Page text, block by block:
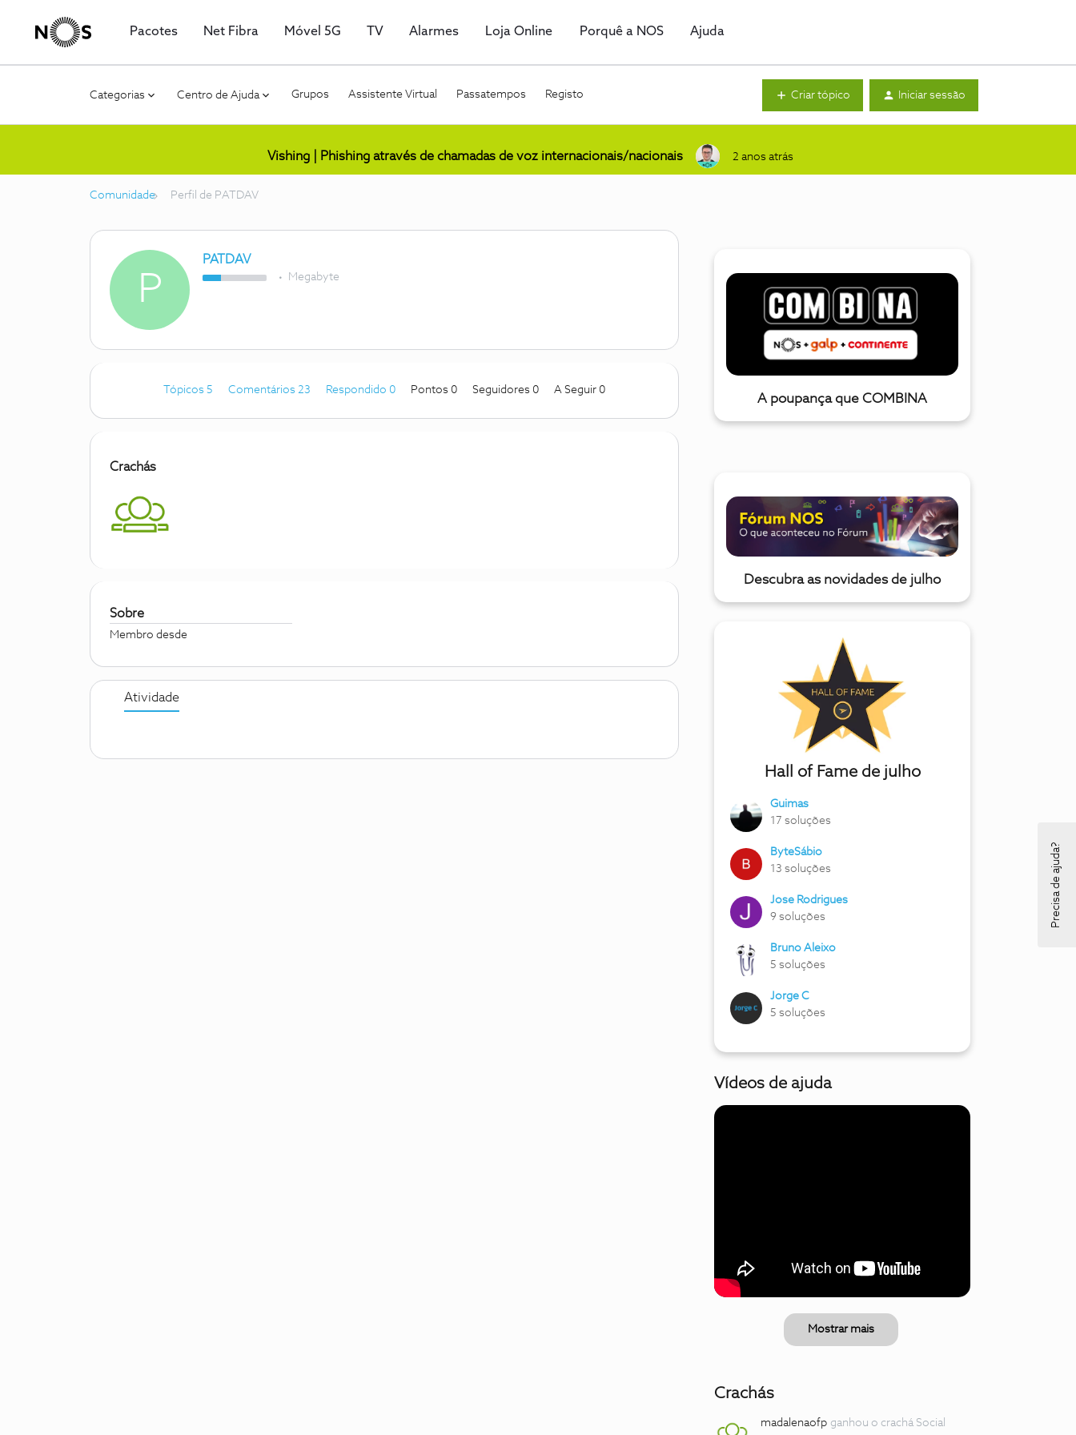
Pacotes Net Fibra Móvel 5G TV Alarmes Loja Online Porquê a NOS Ajuda
Categorias Centro de Ajuda Grupos Assistente Virtual Passatempos Registo Criar tópico Iniciar sessão
Vishing | Phishing através de chamadas de voz internacionais/nacionais 2 anos atrás
Comunidade Perfil de PATDAV
P
PATDAV
Megabyte
Tópicos 5 Comentários 23 Respondido 0 Pontos 0 Seguidores 0 A Seguir 0
Crachás
Sobre
Membro desde
Atividade
A poupança que COMBINA
Descubra as novidades de julho
Hall of Fame de julho
Guimas
17 soluções
ByteSábio
13 soluções
Jose Rodrigues
9 soluções
Bruno Aleixo
5 soluções
Jorge C
5 soluções
Vídeos de ajuda
Mostrar mais
Crachás
madalenaofp ganhou o crachá Social
Precisa de ajuda?